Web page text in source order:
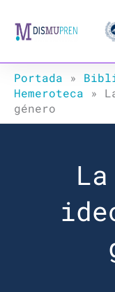
Portada »
Hemeroteca »
género